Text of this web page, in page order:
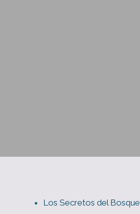
Los Secretos del Bosque